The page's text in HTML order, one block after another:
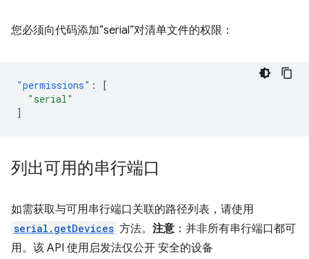
您必须向代码添加“serial”对清单文件的权限：
"permissions" :
[
"serial"
]
列出可用的串行端口
如需获取与可用串行端口关联的路径列表，请使用
serial.getDevices 方法。 注意：并非所有串行端口都可
用。该 API 使用启发法仅公开 安全的设备